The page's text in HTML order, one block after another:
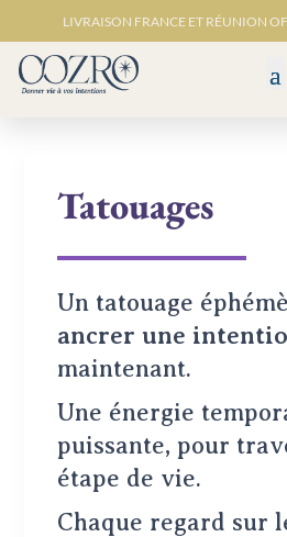
LIVRAISON FRANCE ET RÉUNION
Tatouages
Un tatouage
ancrer une
maintenant.
Une énergie
puissante, pour
étape de vie.
Chaque regard sur